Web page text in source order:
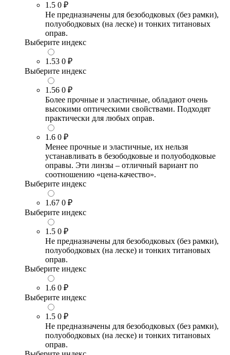
1.5 0 ₽
Не предназначены для безободковых (без рамки),
полуободковых (на леске) и тонких титановых
оправ.
Выберите индекс
1.53 0 ₽
Выберите индекс
1.56 0 ₽
Более прочные и эластичные, обладают очень
высокими оптическими свойствами. Подходят
практически для любых оправ.
1.6 0 ₽
Менее прочные и эластичные, их нельзя
устанавливать в безободковые и полуободковые
оправы. Эти линзы – отличный вариант по
соотношению «цена-качество».
Выберите индекс
1.67 0 ₽
Выберите индекс
1.5 0 ₽
Не предназначены для безободковых (без рамки),
полуободковых (на леске) и тонких титановых
оправ.
Выберите индекс
1.6 0 ₽
Выберите индекс
1.5 0 ₽
Не предназначены для безободковых (без рамки),
полуободковых (на леске) и тонких титановых
оправ.